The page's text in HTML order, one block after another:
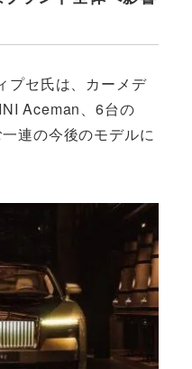
プセ氏は、カーメデ
Aceman、6台の
連の今後のモデルに